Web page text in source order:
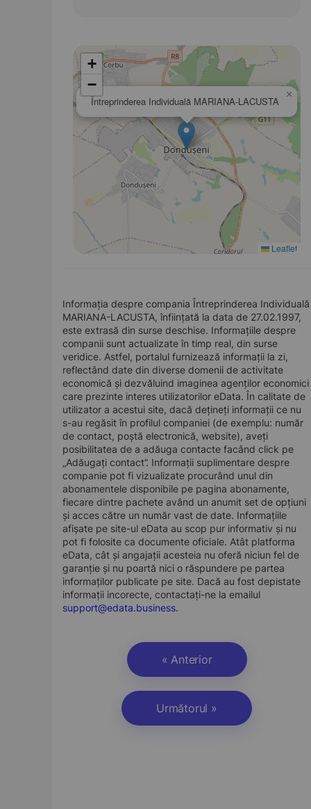
Întreprinderea Individuală MARIANA-LACUSTA
×
+
−
Leaflet
Informația despre compania Întreprinderea Individuală
MARIANA-LACUSTA, înființată la data de 27.02.1997,
este extrasă din surse deschise. Informațiile despre
companii sunt actualizate în timp real, din surse
veridice. Astfel, portalul furnizează informații la zi,
reflectând date din diverse domenii de activitate
economică și dezvăluind imaginea agenților economici
care prezinte interes utilizatorilor eData. În calitate de
utilizator a acestui site, dacă dețineți informații ce nu
s-au regăsit în profilul companiei (de exemplu: număr
de contact, poștă electronică, website), aveți
posibilitatea de a adăuga contacte facând click pe
„Adăugați contact”. Informații suplimentare despre
companie pot fi vizualizate procurând unul din
abonamentele disponibile pe pagina abonamente,
fiecare dintre pachete având un anumit set de opțiuni
și acces către un număr vast de date. Informațiile
afișate pe site-ul eData au scop pur informativ și nu
pot fi folosite ca documente oficiale. Atât platforma
eData, cât și angajații acesteia nu oferă niciun fel de
garanție și nu poartă nici o răspundere pe partea
informaților publicate pe site. Dacă au fost depistate
informații incorecte, contactați-ne la emailul
support@edata.business.
« Anterior
Următorul »